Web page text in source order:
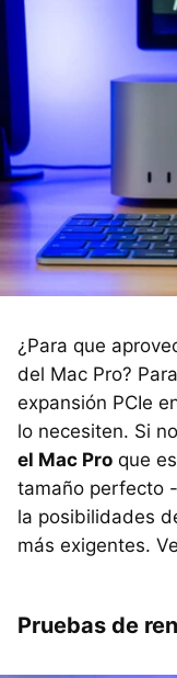
¿Para que
del Mac Pro?
expansión PCIe
lo necesiten. Si
el Mac Pro que
tamaño perfecto
la posibilidades
más exigentes.
Pruebas de